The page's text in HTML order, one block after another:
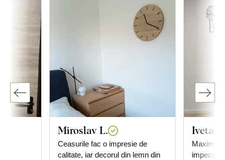
Miroslav L.
Ceasurile fac o impresie de
calitate, iar decorul din lemn din
Iveta
Maximă